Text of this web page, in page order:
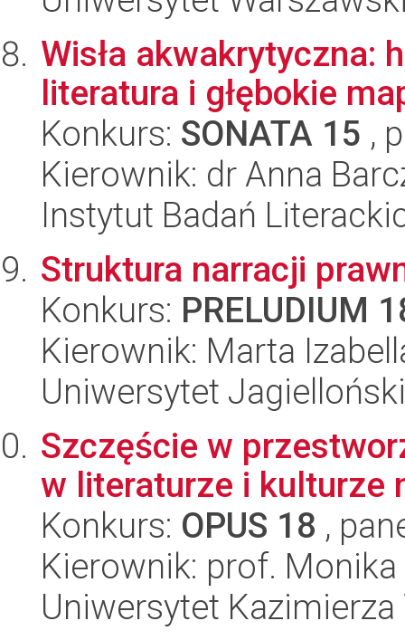
Wisła akwakrytyczna:
literatura i głębokie
Konkurs: SONATA 15 ,
Kierownik: dr Anna
Instytut Badań
Struktura narracji
Konkurs: PRELUDIUM
Kierownik: Marta
Uniwersytet
Szczęście w
w literaturze i kulturze
Konkurs: OPUS 18 ,
Kierownik: prof.
Uniwersytet